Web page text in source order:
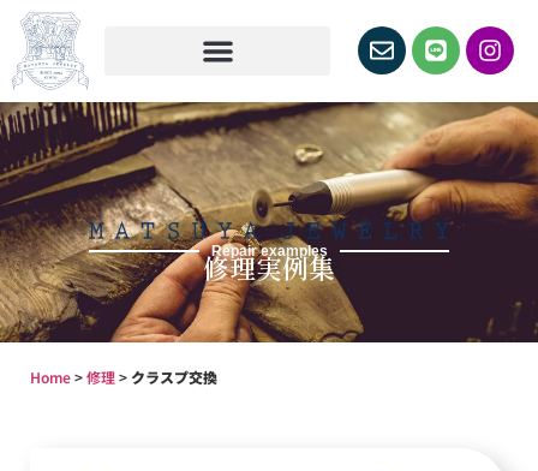
Repair examples
修理実例集
Home>修理> クラスプ交換